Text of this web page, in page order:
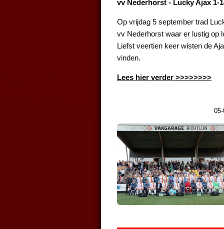
vv Nederhorst - Lucky Ajax 1-
Op vrijdag 5 september trad
vv Nederhorst waar er lustig op
Liefst veertien keer wisten de
vinden.
Lees hier verder >>>>>>>>